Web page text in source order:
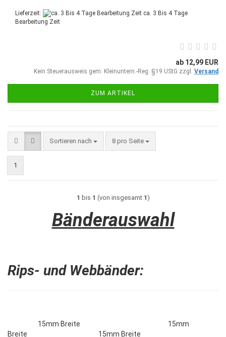
Lieferzeit:
ca. 3 Bis 4 Tage
Bearbeitung Zeit
ab 12,99 EUR
Kein Steuerausweis gem. Kleinuntern.-Reg. §19 UStG zzgl. Versand
ZUM ARTIKEL
Sortieren nach
Sortieren nach 8 pro Seite
pro Seite
1
1 bis 1 (von insgesamt 1)
Bänderauswahl
Rips- und Webbänder:
15mm Breite 15mm
Breite 15mm Breite